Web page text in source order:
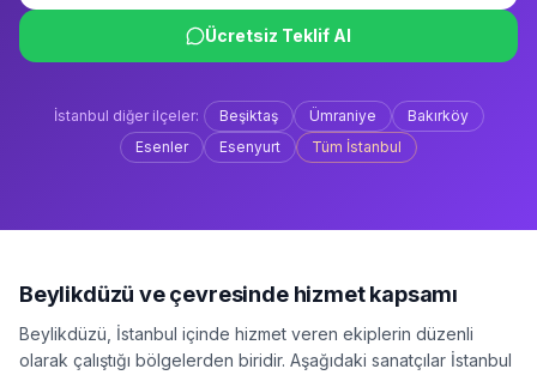
Ücretsiz Teklif Al
İstanbul diğer ilçeler: Beşiktaş Ümraniye
Bakırköy
Esenler
Esenyurt Tüm İstanbul
Beylikdüzü ve çevresinde hizmet kapsamı
Beylikdüzü İstanbul içinde hizmet veren ekiplerin düzenli
olarak çalıştığı bölgelerden biridir. Aşağıdaki sanatçılar İstanbul